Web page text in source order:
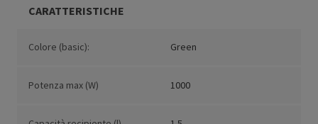
CARATTERISTICHE
Colore (basic): Green
Potenza max (W) 1000